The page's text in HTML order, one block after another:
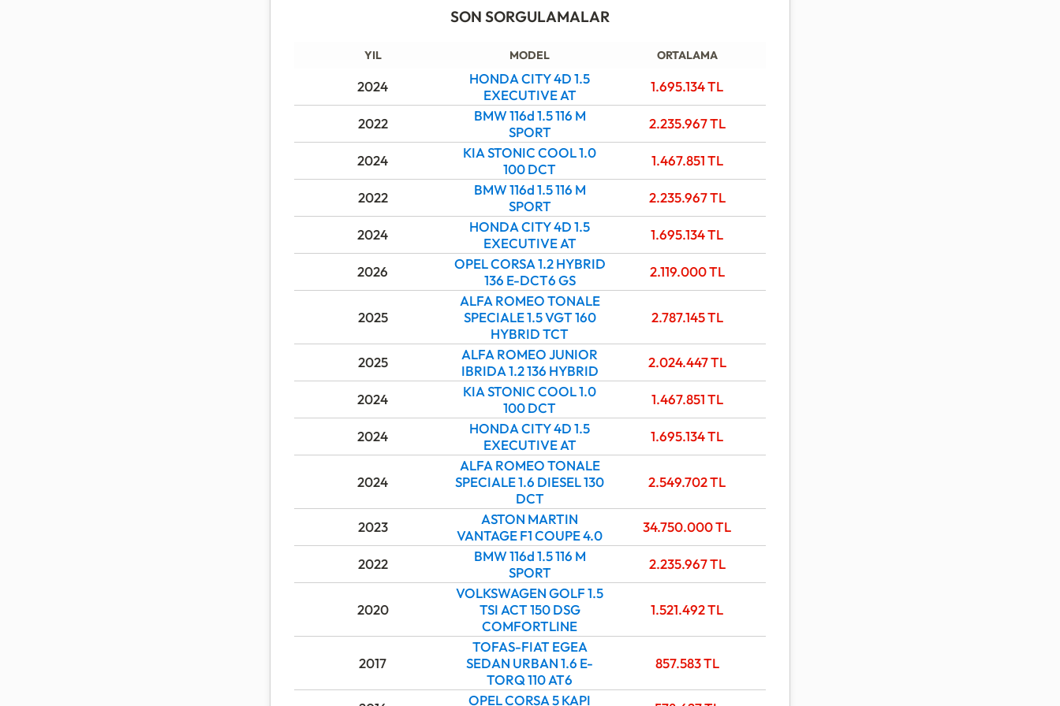
SON SORGULAMALAR
YIL MODEL ORTALAMA
2024
HONDA CITY 4D 1.5
EXECUTIVE AT
1.695.134TL
2022
BMW 116d 1.5 116 M
SPORT
2.235.967TL
2024
KIA STONIC COOL 1.0
100 DCT
1.467.851TL
2022
BMW 116d 1.5 116 M
SPORT
2.235.967TL
2024
HONDA CITY 4D 1.5
EXECUTIVE AT
1.695.134TL
2026
OPEL CORSA 1.2 HYBRID
136 E-DCT6 GS
2.119.000TL
2025
ALFA ROMEO TONALE
SPECIALE 1.5 VGT 160
HYBRID TCT
2.787.145TL
2025
ALFA ROMEO JUNIOR
IBRIDA 1.2 136 HYBRID
2.024.447TL
2024
KIA STONIC COOL 1.0
100 DCT
1.467.851TL
2024
HONDA CITY 4D 1.5
EXECUTIVE AT
1.695.134TL
2024
ALFA ROMEO TONALE
SPECIALE 1.6 DIESEL 130
DCT
2.549.702TL
2023
ASTON MARTIN
VANTAGE F1 COUPE 4.0
34.750.000TL
2022
BMW 116d 1.5 116 M
SPORT
2.235.967TL
2020
VOLKSWAGEN GOLF 1.5
TSI ACT 150 DSG
COMFORTLINE
1.521.492TL
2017
TOFAS-FIAT EGEA
SEDAN URBAN 1.6 E-
TORQ 110 AT6
857.583TL
OPEL CORSA 5 KAPI